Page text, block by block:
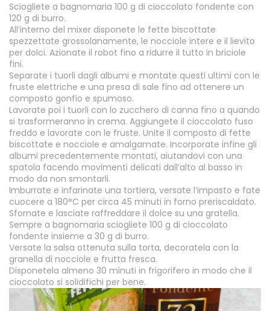
Sciogliete a bagnomaria 100 g di cioccolato fondente con
120 g di burro.
All’interno del mixer disponete le fette biscottate
spezzettate grossolanamente, le nocciole intere e il lievito
per dolci. Azionate il robot fino a ridurre il tutto in briciole
fini.
Separate i tuorli dagli albumi e montate questi ultimi con le
fruste elettriche e una presa di sale fino ad ottenere un
composto gonfio e spumoso.
Lavorate poi i tuorli con lo zucchero di canna fino a quando
si trasformeranno in crema. Aggiungete il cioccolato fuso
freddo e lavorate con le fruste. Unite il composto di fette
biscottate e nocciole e amalgamate. Incorporate infine gli
albumi precedentemente montati, aiutandovi con una
spatola facendo movimenti delicati dall’alto al basso in
modo da non smontarli.
Imburrate e infarinate una tortiera, versate l’impasto e fate
cuocere a 180°C per circa 45 minuti in forno preriscaldato.
Sfornate e lasciate raffreddare il dolce su una gratella.
Sempre a bagnomaria sciogliete 100 g di cioccolato
fondente insieme a 30 g di burro.
Versate la salsa ottenuta sulla torta, decoratela con la
granella di nocciole e frutta fresca.
Disponetela almeno 30 minuti in frigorifero in modo che il
cioccolato si solidifichi per bene.